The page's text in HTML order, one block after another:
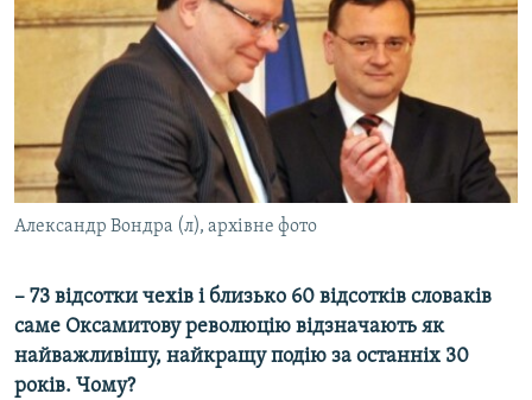
Александр Вондра (л), архівне фото
– 73 відсотки чехів і близько 60 відсотків словаків
саме Оксамитову революцію відзначають як
найважливішу, найкращу подію за останніх 30
років. Чому?